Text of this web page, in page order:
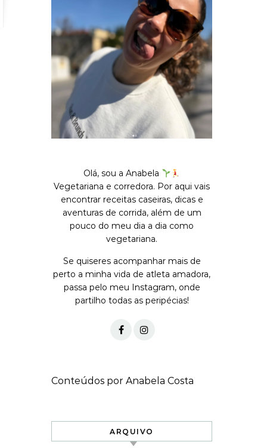
Olá, sou a Anabela
Vegetariana e corredora. Por aqui vais
encontrar receitas caseiras, dicas e
aventuras de corrida, além de um
pouco do meu dia a dia como
vegetariana.
Se quiseres acompanhar mais de
perto a minha vida de atleta amadora,
passa pelo meu Instagram, onde
partilho todas as peripécias!
Conteúdos por Anabela Costa
ARQUIVO